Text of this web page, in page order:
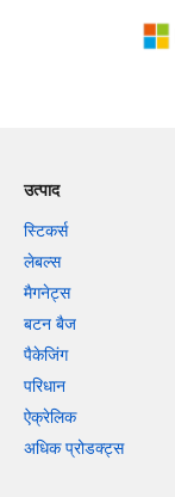
उत्पाद
स्टिकर्स
लेबल्स
मैगनेट्स
बटन बैज
पैकेजिंग
परिधान
ऐक्रेलिक
अधिक प्रोडक्ट्स